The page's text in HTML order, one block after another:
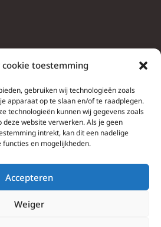
cookie toestemming
gebruiken wij technologieën zoals
apparaat op te slaan en/of te raadplegen.
technologieën kunnen wij gegevens zoals
website verwerken. Als je geen
intrekt, kan dit een nadelige
functies en mogelijkheden.
Accepteren
Weiger